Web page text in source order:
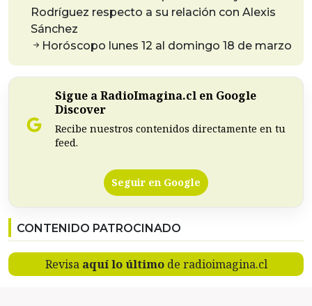
Rodríguez respecto a su relación con Alexis
Sánchez
Horóscopo lunes 12 al domingo 18 de marzo
Sigue a RadioImagina.cl en Google
Discover
Recibe nuestros contenidos directamente en tu
feed.
Seguir en Google
CONTENIDO PATROCINADO
Revisa aquí lo últimode radioimagina.cl